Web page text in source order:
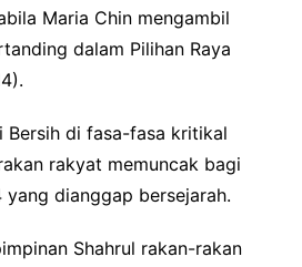
Maria Chin mengambil
dalam Pilihan Raya
Bersih di fasa-fasa kritikal
rakyat memuncak bagi
yang dianggap bersejarah.
Shahrul rakan-rakan